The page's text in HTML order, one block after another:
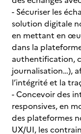
- Sécuriser les
solution digitale
en mettant en
dans la
authentification,
journalisation…),
l’intégrité et la
- Concevoir des
responsives, en
des plateformes
UX/UI, les